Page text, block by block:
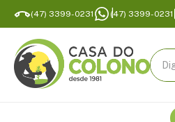
(47) 3399-0231 (47) 3399-0231